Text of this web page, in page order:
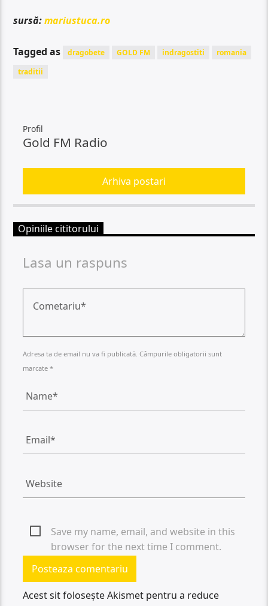
sursă:mariustuca.ro
Tagged as dragobete GOLD FM indragostiti
romania
traditii
Profil
Gold FM Radio
Arhiva postari
Opiniile cititorului
Lasa un raspuns
Adresa ta de email nu va fi publicată. Câmpurile obligatorii sunt
marcate *
Save my name, email, and website in this
browser for the next time I comment.
Acest sit folosește Akismet pentru a reduce